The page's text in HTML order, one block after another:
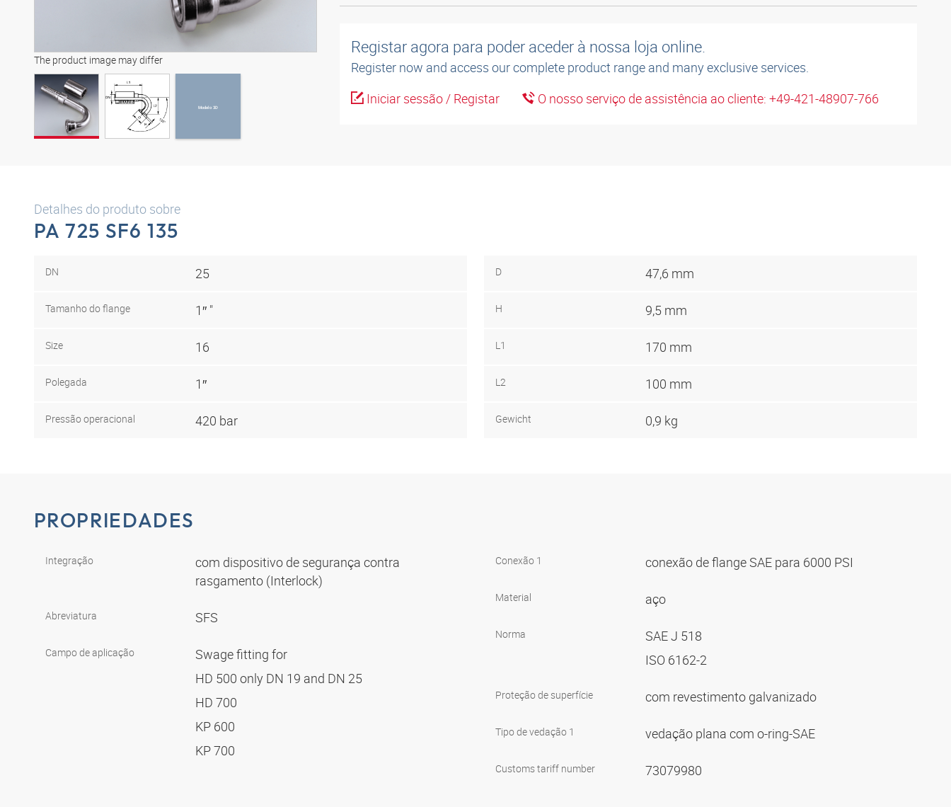
The product image may differ
Modelo 3D
Registar agora para poder aceder à nossa loja online.
Register now and access our complete product range and many exclusive services.
Iniciar sessão / Registar
O nosso serviço de assistência ao cliente: +49-421-48907-766
Detalhes do produto sobre
PA 725 SF6 135
DN 25
Tamanho do flange 1″ "
Size 16
Polegada 1″
Pressão operacional 420 bar
D 47,6 mm
H 9,5 mm
L1 170 mm
L2 100 mm
Gewicht 0,9 kg
PROPRIEDADES
Integração
com dispositivo de segurança contra
rasgamento (Interlock)
Abreviatura SFS
Campo de aplicação
Swage fitting for
HD 500 only DN 19 and DN 25
HD 700
KP 600
KP 700
Conexão 1 conexão de flange SAE para 6000 PSI
Material aço
Norma
SAE J 518
ISO 6162-2
Proteção de superfície com revestimento galvanizado
Tipo de vedação 1 vedação plana com o-ring-SAE
Customs tariff number 73079980